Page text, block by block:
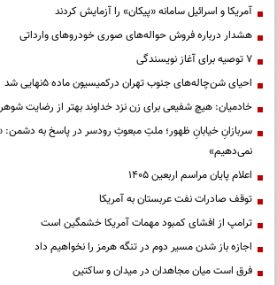
آمریکا و اسرائیل سامانه «پیکان» را آزمایش کردند
هشدار درباره فروش حواله‌های صوری خودروهای وارداتی
۷ توصیه برای آغاز نویسندگی
احیای شن‌چاله‌های جنوب تهران درکمیسیون ماده ۵نهایی شد
خادمیان: هیچ شفیعی برای زن نزد خداوند بهتر از رضایت
سربازانِ خیابانِ ظهور؛ ملتِ مبعوثِ رودسر در پاسخ به دشمن:
نمی‌دهیم»
اعلام پایان مراسم اربعین ۱۴۰۵
توقف صادرات نفت عربستان به آمریکا
ترامپ از افشای کمبود مهمات آمریکا خشمگین است
اجازه باز شدن مسیر دوم در تنگه هرمز را نخواهیم داد
فرق است میان مجاهدان در میدان و ساکتین